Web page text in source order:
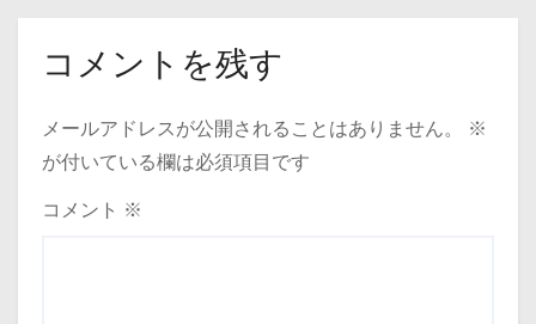
コメントを残す
メールアドレスが公開されることはありません。
※
が付いている欄は必須項目です
コメント ※